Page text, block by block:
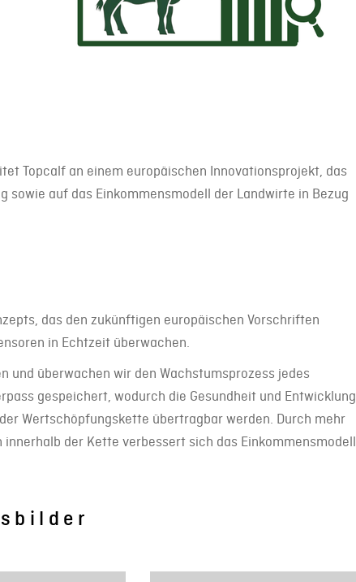
Topcalf an einem europäischen Innovationsprojekt, das
sowie auf das Einkommensmodell der Landwirte in Bezug
das den zukünftigen europäischen Vorschriften
in Echtzeit überwachen.
und überwachen wir den Wachstumsprozess jedes
gespeichert, wodurch die Gesundheit und Entwicklung
Wertschöpfungskette übertragbar werden. Durch mehr
der Kette verbessert sich das Einkommensmodell